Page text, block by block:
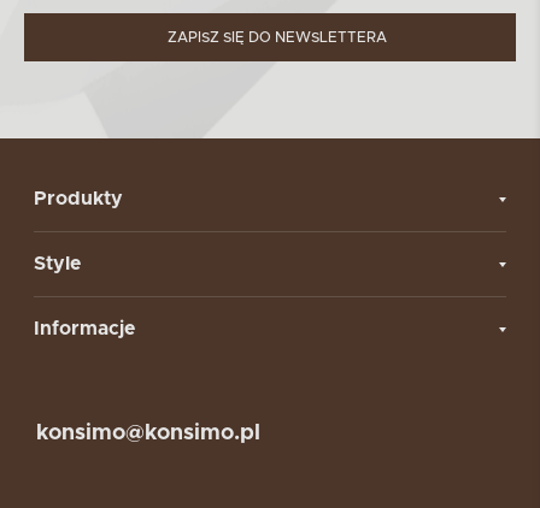
ZAPISZ SIĘ DO NEWSLETTERA
Produkty
Style
Informacje
konsimo@konsimo.pl